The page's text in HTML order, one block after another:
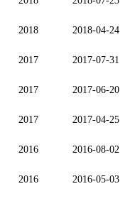
2018 2018-04-24
2017 2017-07-31
2017 2017-06-20
2017 2017-04-25
2016 2016-08-02
2016 2016-05-03